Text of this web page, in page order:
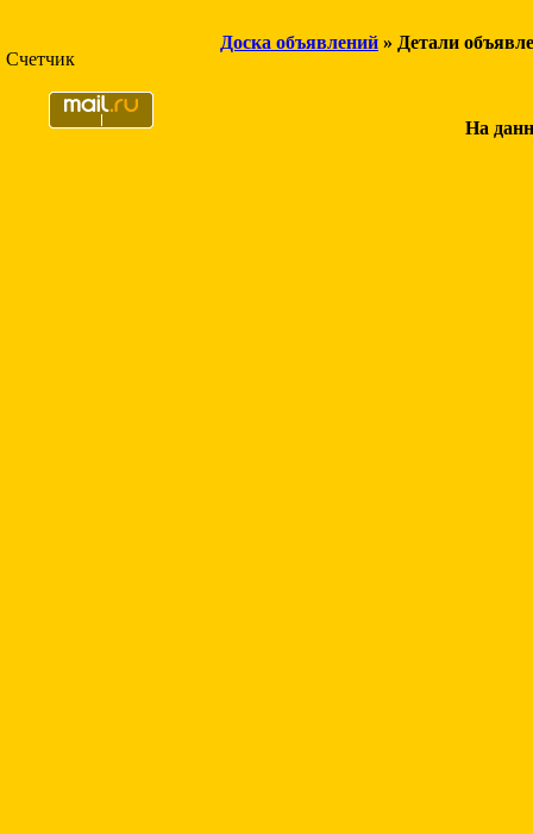
Счетчик
Доска объявлений » Детали
На